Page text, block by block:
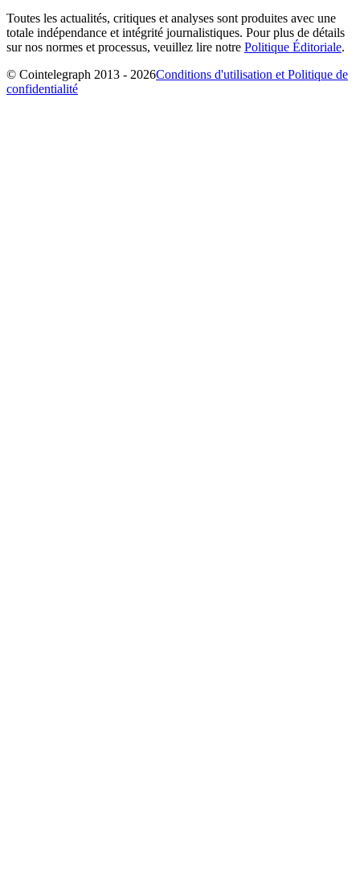
Toutes les actualités, critiques et analyses sont produites avec une
totale indépendance et intégrité journalistiques. Pour plus de détails
sur nos normes et processus, veuillez lire notre Politique Éditoriale.
© Cointelegraph 2013 - 2026Conditions d'utilisation et Politique de
confidentialité